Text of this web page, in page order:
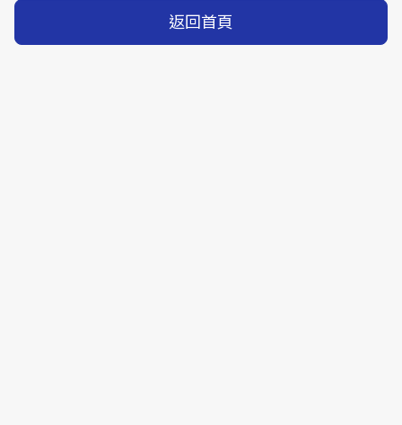
返回首頁